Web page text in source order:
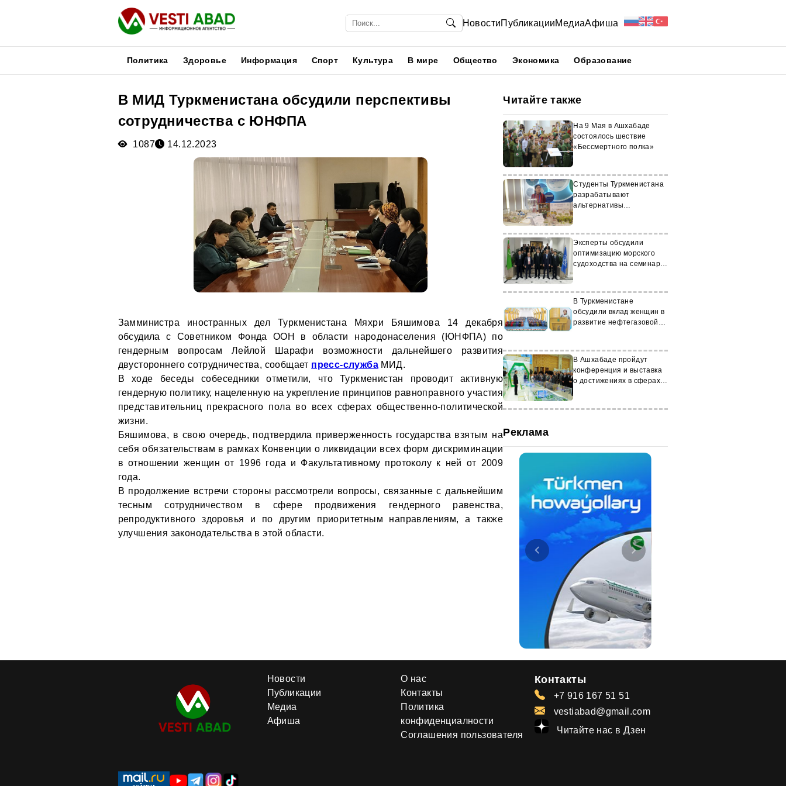
НовостиПубликацииМедиаАфиша
Политика Здоровье Информация Спорт Культура В мире Общество Экономика Образование
В МИД Туркменистана обсудили перспективы
сотрудничества с ЮНФПА
1087 14.12.2023
Замминистра иностранных дел Туркменистана Мяхри Бяшимова 14 декабря
обсудила с Советником Фонда ООН в области народонаселения (ЮНФПА) по
гендерным вопросам Лейлой Шарафи возможности дальнейшего развития
двустороннего сотрудничества, сообщает пресс-служба МИД.
В ходе беседы собеседники отметили, что Туркменистан проводит активную
гендерную политику, нацеленную на укрепление принципов равноправного участия
представительниц прекрасного пола во всех сферах общественно-политической
жизни.
Бяшимова, в свою очередь, подтвердила приверженность государства взятым на
себя обязательствам в рамках Конвенции о ликвидации всех форм дискриминации
в отношении женщин от 1996 года и Факультативному протоколу к ней от 2009
года.
В продолжение встречи стороны рассмотрели вопросы, связанные с дальнейшим
тесным сотрудничеством в сфере продвижения гендерного равенства,
репродуктивного здоровья и по другим приоритетным направлениям, а также
улучшения законодательства в этой области.
Читайте также
На 9 Мая в Ашхабаде
состоялось шествие
«Бессмертного полка»
Студенты Туркменистана
разрабатывают
альтернативы
Эксперты обсудили
оптимизацию морского
судоходства на семинаре
В Туркменистане
обсудили вклад женщин в
развитие нефтегазовой
В Ашхабаде пройдут
конференция и выставка
о достижениях в сферах
Реклама
Новости
Публикации
Медиа
Афиша
О нас
Контакты
Политика
конфиденциалности
Соглашения пользователя
Контакты
+7 916 167 51 51
vestiabad@gmail.com
Читайте нас в Дзен